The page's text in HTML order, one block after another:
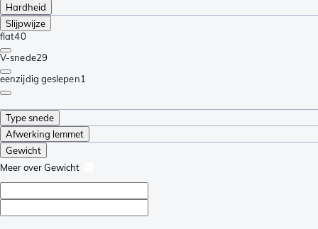
Hardheid
Slijpwijze
flat40
V-snede29
eenzijdig geslepen1
Type snede
Afwerking lemmet
Gewicht
Meer over Gewicht